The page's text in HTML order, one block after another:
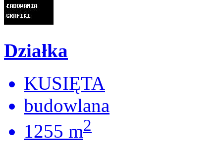
Działka
KUSIĘTA
budowlana
1255 m2